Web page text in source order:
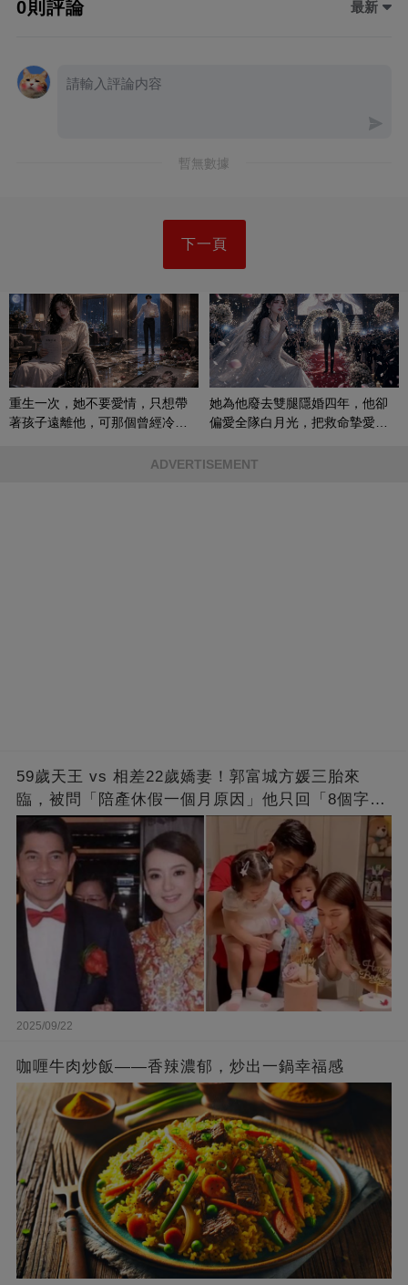
0則評論 最新
暫無數據
下一頁
重生一次，她不要愛情，只想帶
著孩子遠離他，可那個曾經冷漠
她為他廢去雙腿隱婚四年，他卻
偏愛全隊白月光，把救命摯愛當
ADVERTISEMENT
59歲天王 vs 相差22歲嬌妻！郭富城方媛三胎來
臨，被問「陪產休假一個月原因」他只回「8個字」
被贊爆
2025/09/22
咖喱牛肉炒飯——香辣濃郁，炒出一鍋幸福感